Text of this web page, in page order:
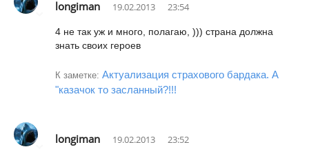
longiman 19.02.2013 23:54
4 не так уж и много, полагаю, ))) страна должна
знать своих героев
К заметке: Актуализация страхового бардака. А
"казачок то засланный?!!!
longiman 19.02.2013 23:52